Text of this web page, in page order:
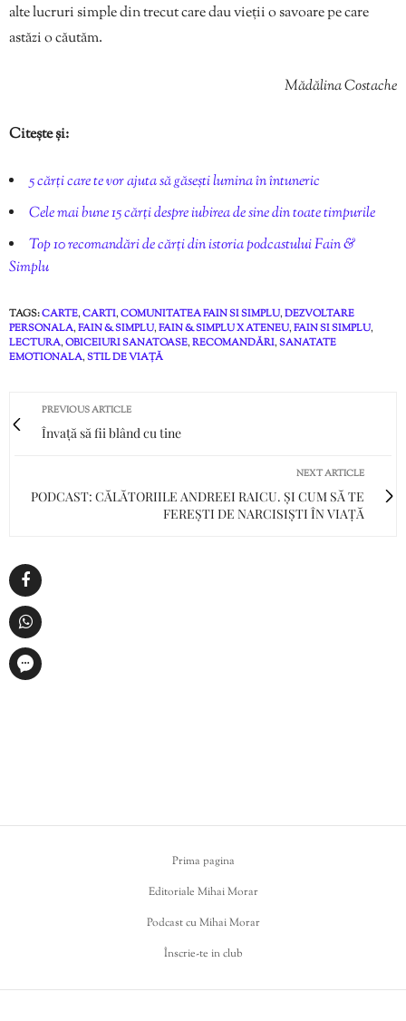
alte lucruri simple din trecut care dau vieții o savoare pe care
astăzi o căutăm.
Mădălina Costache
Citește și:
5 cărți care te vor ajuta să găsești lumina în întuneric
Cele mai bune 15 cărți despre iubirea de sine din toate timpurile
Top 10 recomandări de cărți din istoria podcastului Fain &
Simplu
TAGS:CARTE,CARTI,COMUNITATEA FAIN SI SIMPLU,DEZVOLTARE
PERSONALA,FAIN & SIMPLU,FAIN & SIMPLU X ATENEU,FAIN SI SIMPLU,
LECTURA,OBICEIURI SANATOASE,RECOMANDĂRI,SANATATE
EMOTIONALA,STIL DE VIAȚĂ
PREVIOUS ARTICLE
Învață să fii blând cu tine
NEXT ARTICLE
PODCAST: CĂLĂTORIILE ANDREEI RAICU. ȘI CUM SĂ TE
FEREȘTI DE NARCISIȘTI ÎN VIAȚĂ
Prima pagina
Editoriale Mihai Morar
Podcast cu Mihai Morar
Înscrie-te in club